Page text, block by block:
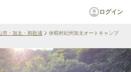
ログイン
市・加太・和歌浦
休暇村紀州加太オートキャンプ